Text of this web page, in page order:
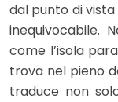
dal punto di
inequivocabile.
come l’isola
trova nel pieno
traduce non